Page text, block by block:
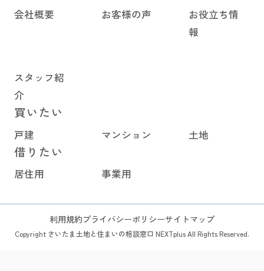
会社概要 お客様の声
お役立ち情
報
スタッフ紹
介
買いたい
戸建 マンション 土地
借りたい
居住用 事業用
利用規約プライバシーポリシーサイトマップ
Copyright さいたま土地と住まいの相談窓口 NEXTplus All Rights Reserved.